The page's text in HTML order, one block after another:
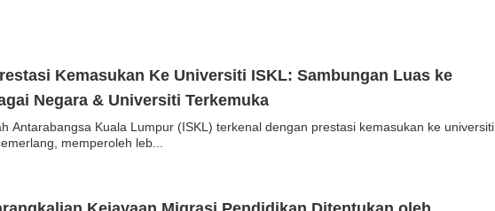
Kemasukan Ke Universiti ISKL: Sambungan Luas ke
Negara & Universiti Terkemuka
Antarabangsa Kuala Lumpur (ISKL) terkenal dengan prestasi kemasukan ke universiti
memperoleh leb...